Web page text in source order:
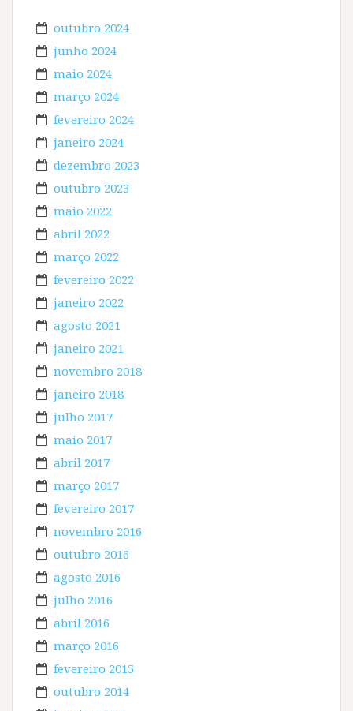
outubro 2024
junho 2024
maio 2024
março 2024
fevereiro 2024
janeiro 2024
dezembro 2023
outubro 2023
maio 2022
abril 2022
março 2022
fevereiro 2022
janeiro 2022
agosto 2021
janeiro 2021
novembro 2018
janeiro 2018
julho 2017
maio 2017
abril 2017
março 2017
fevereiro 2017
novembro 2016
outubro 2016
agosto 2016
julho 2016
abril 2016
março 2016
fevereiro 2015
outubro 2014